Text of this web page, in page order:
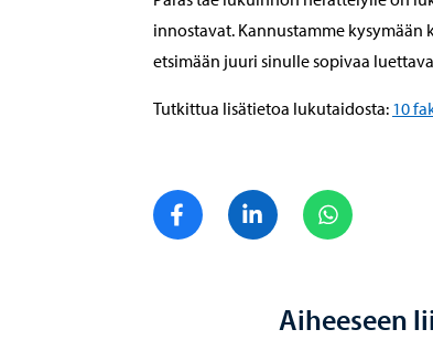
innostavat. Kannustamme
etsimään juuri sinulle sopivaa
Tutkittua lisätietoa lukutaidosta: 10
Jaa FacebookJaa LinkedIn
Aiheeseen